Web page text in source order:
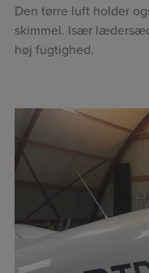
Den tørre luft holder
skimmel. Især
høj fugtighed.